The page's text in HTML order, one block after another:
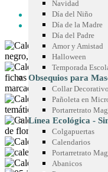
Navidad
Día del Niño
Día de la Madre
Día del Padre
Amor y Amistad
Halloween
Temporada
Obsequios para
Collar Decorativo
Pañoleta en
Portarretrato
Línea Ecológica -
Colgapuertas
Calendarios
Portarretrato
Abanicos
REGALOS PARA
CALENDARIO DE